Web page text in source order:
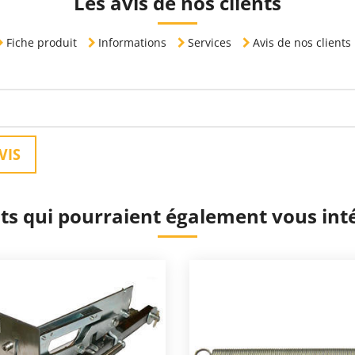
Fiche produit Informations Services Avis de nos clients
qui pourraient également vous